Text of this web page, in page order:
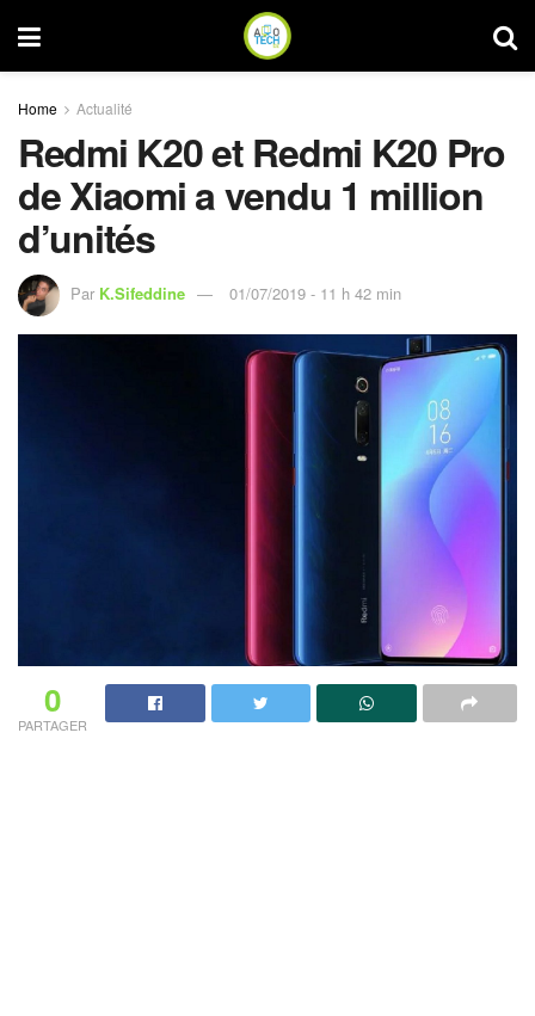
Home Actualité
Redmi K20 et Redmi K20 Pro
de Xiaomi a vendu 1 million
d’unités
Par K.Sifeddine 01/07/2019 - 11 h 42 min
0
PARTAGER